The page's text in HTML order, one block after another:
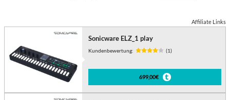
Affiliate Links
Sonicware ELZ_1 play
Kundenbewertung: (1)
699,00€